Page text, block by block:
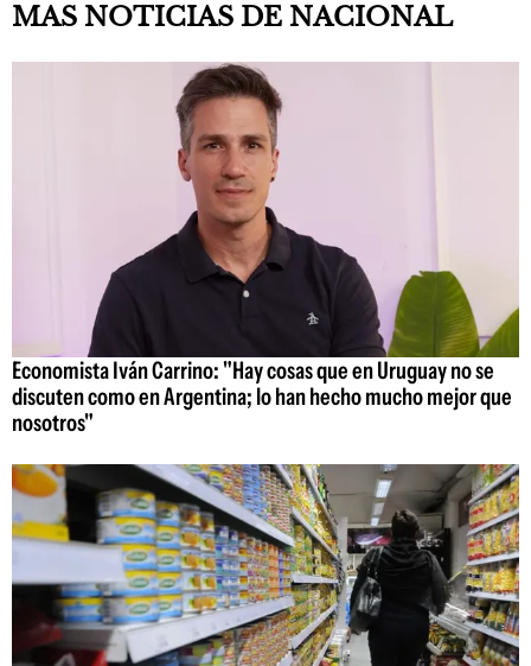
MAS NOTICIAS DE NACIONAL
Economista Iván Carrino: "Hay cosas que en Uruguay no se
discuten como en Argentina; lo han hecho mucho mejor que
nosotros"